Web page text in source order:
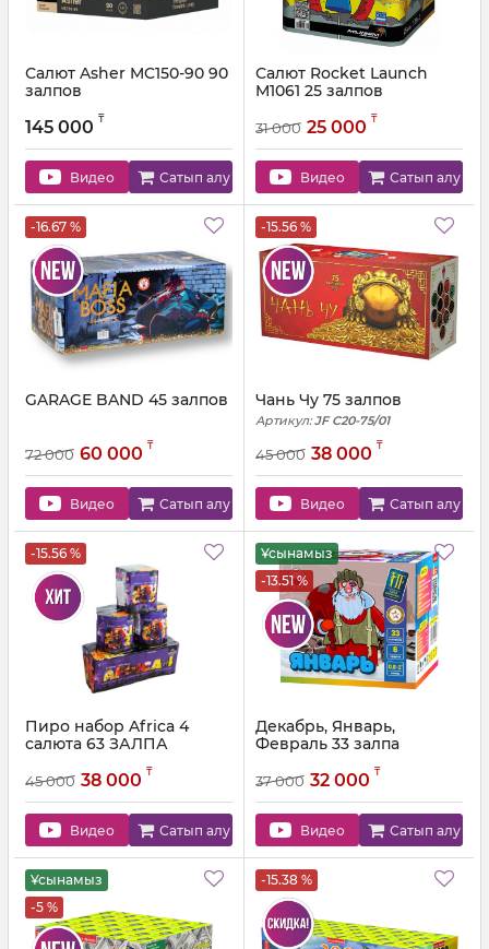
Салют Asher MC150-90 90
залпов
MC150-90
145 000 ₸
Видео Сатып алу
Салют Rocket Launch
M1061 25 залпов
31 000 25 000 ₸
Видео Сатып алу
-16.67 %
GARAGE BAND 45 залпов
72 000 60 000 ₸
Видео Сатып алу
-15.56 %
Чань Чу 75 залпов
Артикул: JF С20-75/01
45 000 38 000 ₸
Видео Сатып алу
-15.56 %
Пиро набор Africa 4
салюта 63 ЗАЛПА
45 000 38 000 ₸
Видео Сатып алу
Ұсынамыз
-13.51 %
Декабрь, Январь,
Февраль 33 залпа
JF C20/25-33 (С30)
37 000 32 000 ₸
Видео Сатып алу
Ұсынамыз
-5 %
-15.38 %